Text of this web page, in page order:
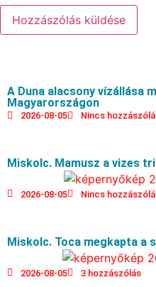
A Duna alacsony vízállása
Magyarországon
2026-08-05 Nincs
Miskolc. Mamusz a vizes
2026-08-05 Nincs
Miskolc. Toca megkapta a
2026-08-05 3 hozzászólás